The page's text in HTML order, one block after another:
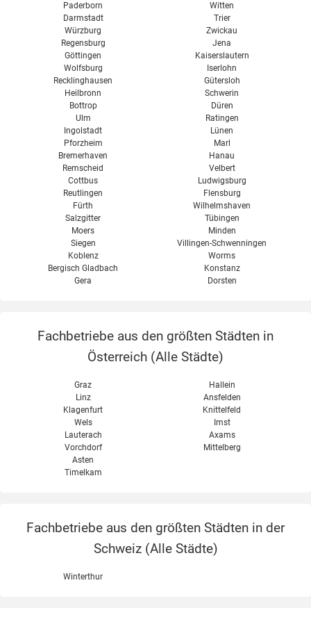
Paderborn
Darmstadt
Würzburg
Regensburg
Göttingen
Wolfsburg
Recklinghausen
Heilbronn
Bottrop
Ulm
Ingolstadt
Pforzheim
Bremerhaven
Remscheid
Cottbus
Reutlingen
Fürth
Salzgitter
Moers
Siegen
Koblenz
Bergisch Gladbach
Gera
Witten
Trier
Zwickau
Jena
Kaiserslautern
Iserlohn
Gütersloh
Schwerin
Düren
Ratingen
Lünen
Marl
Hanau
Velbert
Ludwigsburg
Flensburg
Wilhelmshaven
Tübingen
Minden
Villingen-Schwenningen
Worms
Konstanz
Dorsten
Fachbetriebe aus den größten Städten in
Österreich (Alle Städte)
Graz
Linz
Klagenfurt
Wels
Hallein
Ansfelden
Knittelfeld
Imst
Lauterach
Vorchdorf
Asten
Timelkam
Axams
Mittelberg
Fachbetriebe aus den größten Städten in der
Schweiz (Alle Städte)
Winterthur